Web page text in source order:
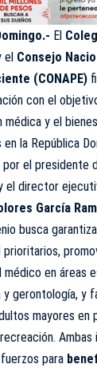
El
el Consejo
(CONAPE)
con el
médica y el
en la República
el presidente
el director
García
busca
prioritarios,
médico en áreas
y gerontología, y
mayores en
para